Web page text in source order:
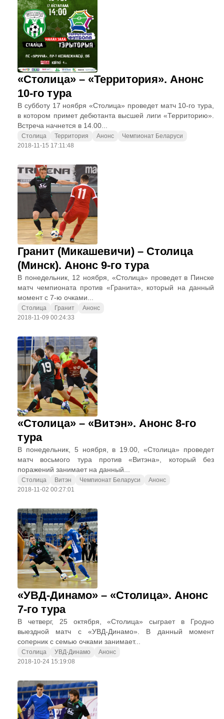
«Столица» – «Территория». Анонс
10-го тура
В субботу 17 ноября «Столица» проведет матч 10-го тура,
в котором примет дебютанта высшей лиги «Территорию».
Встреча начнется в 14.00...
Столица Территория Анонс
Чемпионат Беларуси
2018-11-15 17:11:48
Гранит (Микашевичи) – Столица
(Минск). Анонс 9-го тура
В понедельник, 12 ноября, «Столица» проведет в Пинске
матч чемпионата против «Гранита», который на данный
момент с 7-ю очками...
Столица Гранит
Анонс
2018-11-09 00:24:33
«Столица» – «Витэн». Анонс 8-го
тура
В понедельник, 5 ноября, в 19.00, «Столица» проведет
матч восьмого тура против «Витэна», который без
поражений занимает на данный...
Столица Витэн Чемпионат Беларуси
Анонс
2018-11-02 00:27:01
«УВД-Динамо» – «Столица». Анонс
7-го тура
В четверг, 25 октября, «Столица» сыграет в Гродно
выездной матч с «УВД-Динамо». В данный момент
соперник с семью очками занимает...
Столица УВД-Динамо
Анонс
2018-10-24 15:19:08